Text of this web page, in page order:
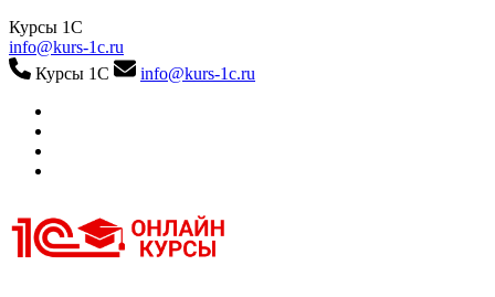
Курсы 1С
info@kurs-1c.ru
Курсы 1С
info@kurs-1c.ru